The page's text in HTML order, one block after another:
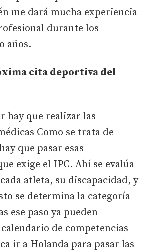
me dará mucha experiencia
durante los
años.
cita deportiva del
hay que realizar las
Como se trata de
que pasar esas
exige el IPC. Ahí se evalúa
atleta, su discapacidad, y
se determina la categoría
ese paso ya pueden
de competencias
ir a Holanda para pasar las